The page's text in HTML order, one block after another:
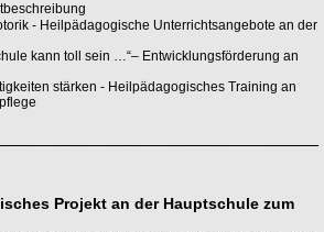
- Heilpädagogische Unterrichtsangebote an der
kann toll sein …“– Entwicklungsförderung an
stärken - Heilpädagogisches Training an
Projekt an der Hauptschule zum